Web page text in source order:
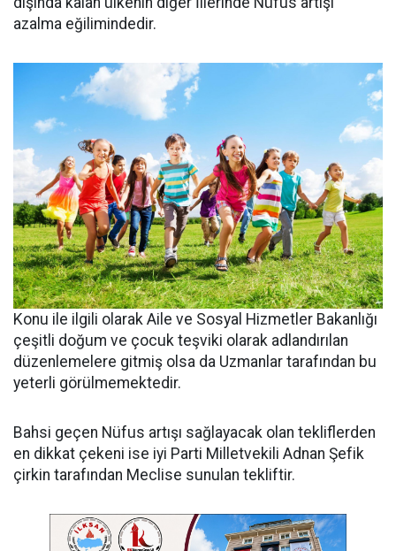
azalma eğilimindedir.
Konu ile ilgili olarak Aile ve Sosyal Hizmetler Bakanlığı
çeşitli doğum ve çocuk teşviki olarak adlandırılan
düzenlemelere gitmiş olsa da Uzmanlar tarafından bu
yeterli görülmemektedir.
Bahsi geçen Nüfus artışı sağlayacak olan tekliflerden
en dikkat çekeni ise iyi Parti Milletvekili Adnan Şefik
çirkin tarafından Meclise sunulan tekliftir.